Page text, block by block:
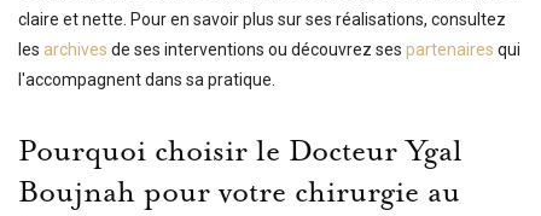
claire et nette. Pour en savoir plus sur ses réalisations, consultez
les archives de ses interventions ou découvrez ses partenaires qui
l'accompagnent dans sa pratique.
Pourquoi choisir le Docteur Ygal
Boujnah pour votre chirurgie au